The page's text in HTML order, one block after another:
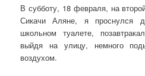
В субботу, 18 февраля, на
Сикачи Аляне, я проснулся
школьном туалете,
выйдя на улицу, немного
воздухом.